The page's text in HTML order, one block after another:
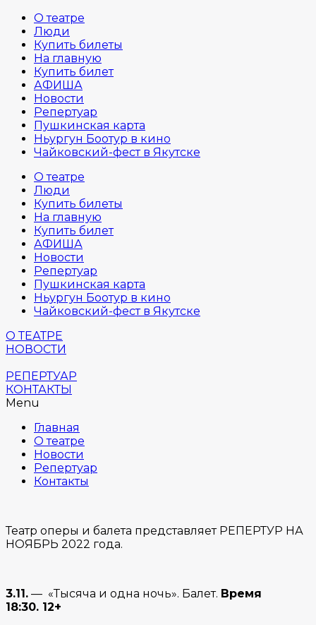
О театре
Люди
Купить билеты
На главную
Купить билет
АФИША
Новости
Репертуар
Пушкинская карта
Ньургун Боотур в кино
Чайковский-фест в Якутске
О театре
Люди
Купить билеты
На главную
Купить билет
АФИША
Новости
Репертуар
Пушкинская карта
Ньургун Боотур в кино
Чайковский-фест в Якутске
О ТЕАТРЕ
НОВОСТИ
РЕПЕРТУАР
КОНТАКТЫ
Menu
Главная
О театре
Новости
Репертуар
Контакты
Театр оперы и балета представляет РЕПЕРТУР НА
НОЯБРЬ 2022 года.
3.11. — «Тысяча и одна ночь». Балет. Время
18:30. 12+